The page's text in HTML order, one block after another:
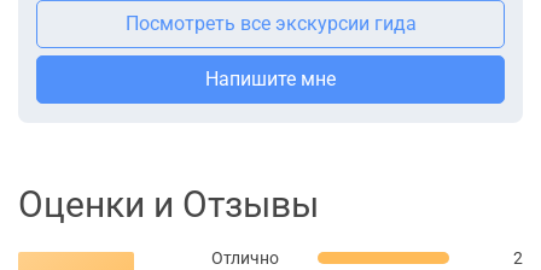
Посмотреть все экскурсии гида
Напишите мне
Оценки и Отзывы
Отлично
2